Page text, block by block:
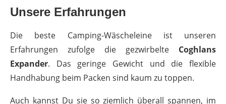
Unsere Erfahrungen
Die beste Camping-Wäscheleine ist unseren
Erfahrungen zufolge die gezwirbelte Coghlans
Expander. Das geringe Gewicht und die flexible
Handhabung beim Packen sind kaum zu toppen.
Auch kannst Du sie so ziemlich überall spannen, im